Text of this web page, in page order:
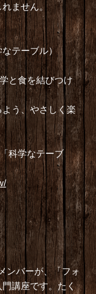
ません。
テーブル）
と食を結びつけ
う、やさしく楽
科学なテーブ
ンバーが、「フォ
講座です。たく